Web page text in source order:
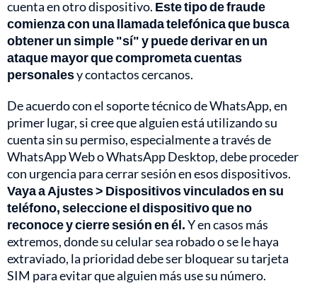
cuenta en otro dispositivo. Este tipo de fraude
comienza con una llamada telefónica que busca
obtener un simple "sí" y puede derivar en un
ataque mayor que comprometa cuentas
personalesy contactos cercanos.
De acuerdo con el soporte técnico de WhatsApp, en
primer lugar, si cree que alguien está utilizando su
cuenta sin su permiso, especialmente a través de
WhatsApp Web o WhatsApp Desktop, debe proceder
con urgencia para cerrar sesión en esos dispositivos.
Vaya a Ajustes > Dispositivos vinculados en su
teléfono, seleccione el dispositivo que no
reconoce y cierre sesión en él.Y en casos más
extremos, donde su celular sea robado o se le haya
extraviado, la prioridad debe ser bloquear su tarjeta
SIM para evitar que alguien más use su número.